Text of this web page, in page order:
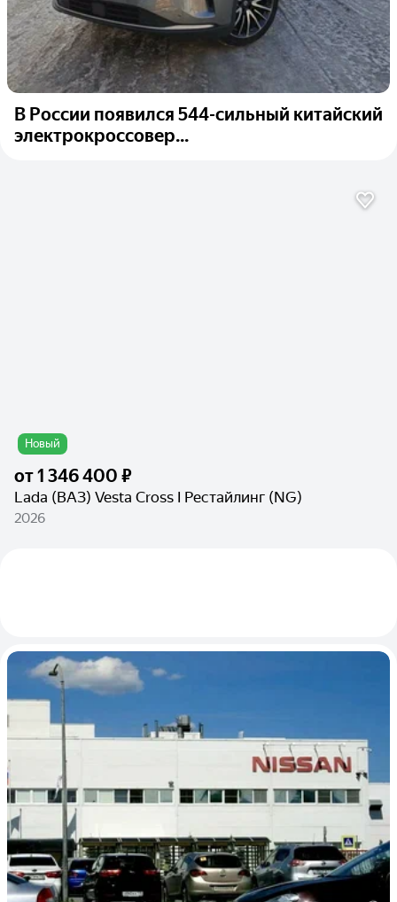
В России появился 544-сильный китайский
электрокроссовер...
Новый
от1 346 400 ₽
Lada (ВАЗ) Vesta Cross I Рестайлинг (NG)
2026